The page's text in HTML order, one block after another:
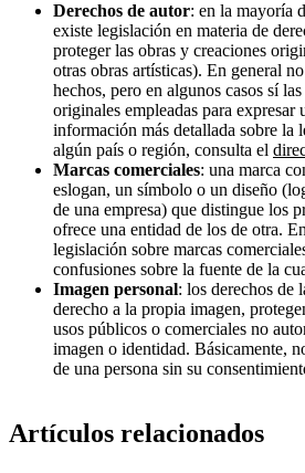
Derechos de autor: en la mayoría
existe legislación en materia de
proteger las obras y creaciones
otras obras artísticas). En general
hechos, pero en algunos casos sí
originales empleadas para expresar
información más detallada sobre la
algún país o región, consulta el
Marcas comerciales: una marca
eslogan, un símbolo o un diseño
de una empresa) que distingue los
ofrece una entidad de los de otra.
legislación sobre marcas
confusiones sobre la fuente de la
Imagen personal: los derechos de
derecho a la propia imagen,
usos públicos o comerciales no
imagen o identidad. Básicamente,
de una persona sin su
Artículos relacionados